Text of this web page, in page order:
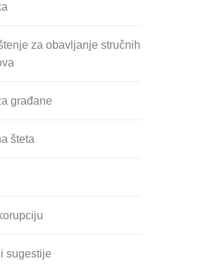
za obavljanje stručnih
građane
šteta
sugestije